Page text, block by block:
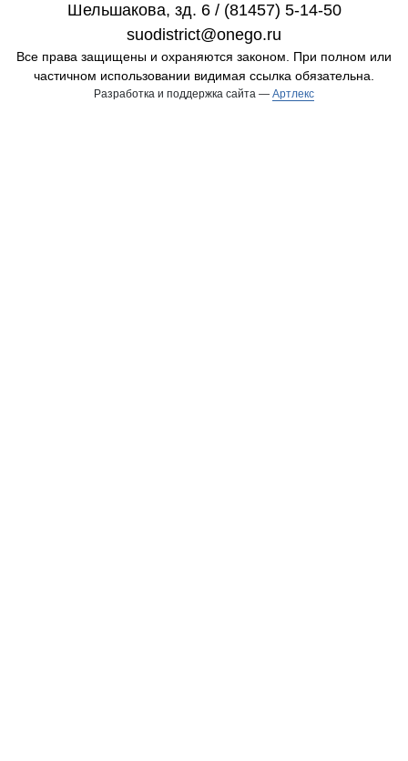
Шельшакова, зд. 6 / (81457) 5-14-50
suodistrict@onego.ru
Все права защищены и охраняются законом. При полном или
частичном использовании видимая ссылка обязательна.
Разработка и поддержка сайта — Артлекс